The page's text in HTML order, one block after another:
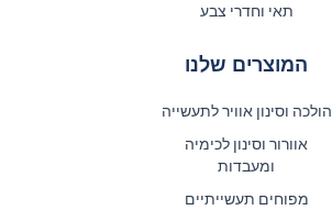
תאי וחדרי צבע
המוצרים שלנו
הולכה וסינון אוויר לתעשייה
אוורור וסינון לכימיה
ומעבדות
מפוחים תעשייתיים